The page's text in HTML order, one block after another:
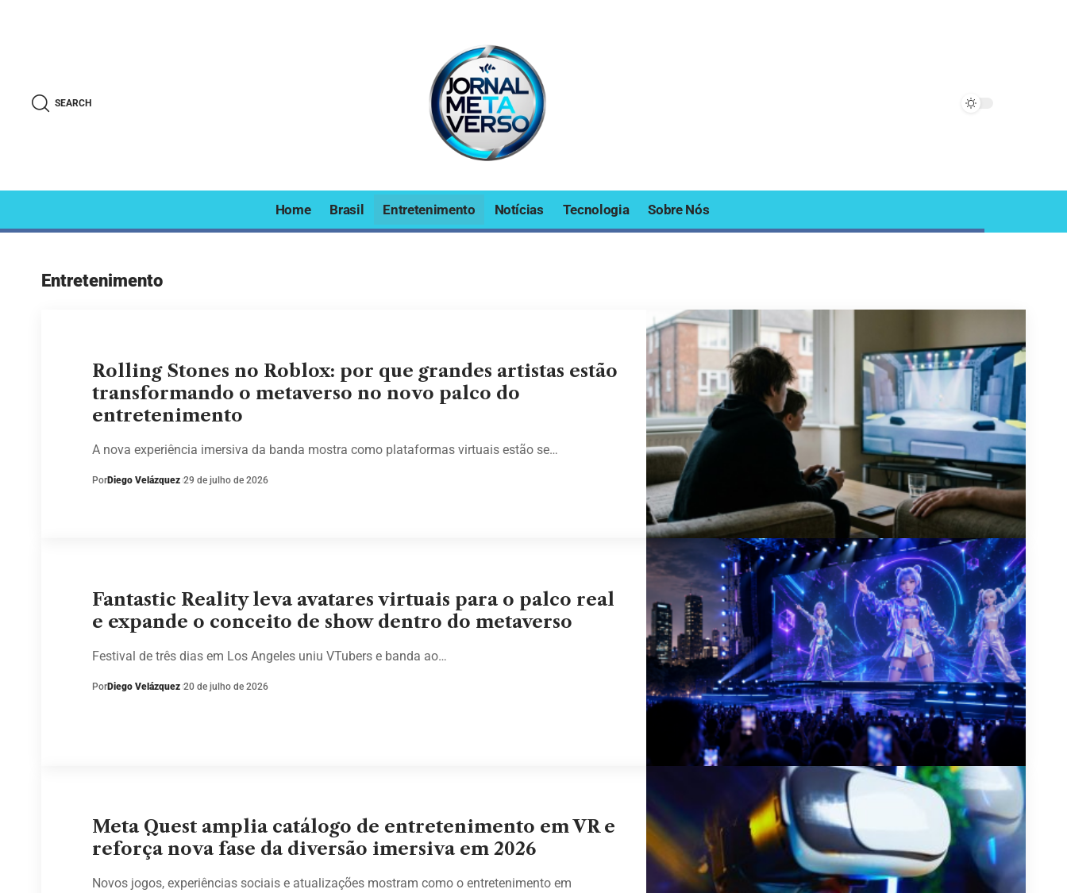
SEARCH
Home Brasil Entretenimento Notícias Tecnologia Sobre Nós
Entretenimento
Rolling Stones no Roblox: por que grandes artistas estão
transformando o metaverso no novo palco do
entretenimento
A nova experiência imersiva da banda mostra como plataformas virtuais estão se…
PorDiego Velázquez 29 de julho de 2026
Fantastic Reality leva avatares virtuais para o palco real
e expande o conceito de show dentro do metaverso
Festival de três dias em Los Angeles uniu VTubers e banda ao…
PorDiego Velázquez 20 de julho de 2026
Meta Quest amplia catálogo de entretenimento em VR e
reforça nova fase da diversão imersiva em 2026
Novos jogos, experiências sociais e atualizações mostram como o entretenimento em